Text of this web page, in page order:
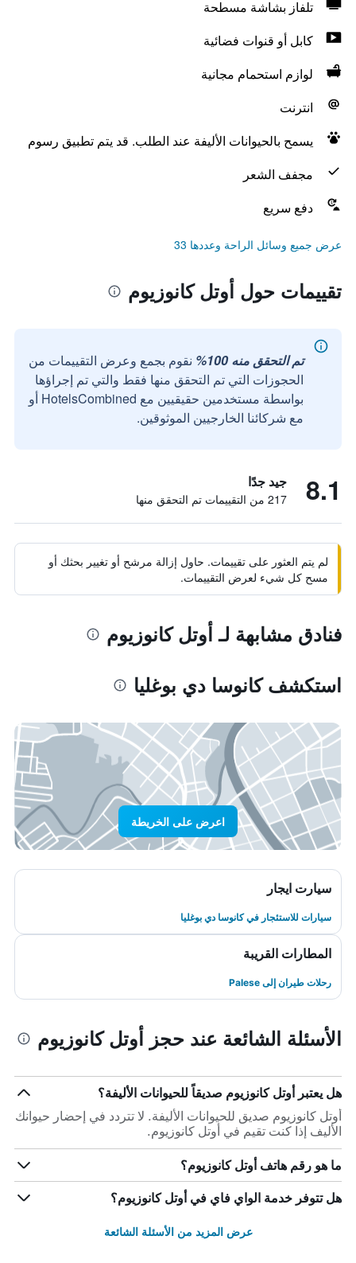
تلفاز بشاشة مسطحة
كابل أو قنوات فضائية
لوازم استحمام مجانية
انترنت
يسمح بالحيوانات الأليفة عند الطلب. قد يتم تطبيق رسوم
مجفف الشعر
دفع سريع
عرض جميع وسائل الراحة وعددها 33
تقييمات حول أوتل كانوزيوم
تم التحقق منه 100%
نقوم بجمع وعرض التقييمات من
الحجوزات التي تم التحقق منها فقط والتي تم إجراؤها
بواسطة مستخدمين حقيقيين مع HotelsCombined أو
مع شركائنا الخارجيين الموثوقين.
8.1 جيد جدًا
217 من التقييمات تم التحقق منها
لم يتم العثور على تقييمات. حاول إزالة مرشح أو تغيير بحثك أو
مسح كل شيء لعرض التقييمات.
فنادق مشابهة لـ أوتل كانوزيوم
استكشف كانوسا دي بوغليا
اعرض على الخريطة
سيارت ايجار
سيارات للاستئجار في كانوسا دي بوغليا
المطارات القريبة
رحلات طيران إلى Palese
الأسئلة الشائعة عند حجز أوتل كانوزيوم
هل يعتبر أوتل كانوزيوم صديقاً للحيوانات الأليفة؟
أوتل كانوزيوم صديق للحيوانات الأليفة. لا تتردد في إحضار حيوانك
الأليف إذا كنت تقيم في أوتل كانوزيوم.
ما هو رقم هاتف أوتل كانوزيوم؟
هل تتوفر خدمة الواي فاي في أوتل كانوزيوم؟
عرض المزيد من الأسئلة الشائعة